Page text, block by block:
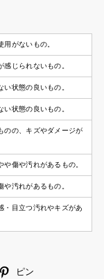
がないもの。
じられないもの。
状態の良いもの。
状態の良いもの。
のの、キズやダメージが
傷や汚れがあるもの。
汚れがあるもの。
・目立つ汚れやキズがあ
ピン